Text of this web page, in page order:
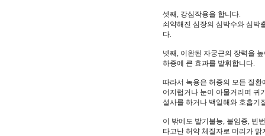
셋째, 강심작용을 합니다.
쇠약해진 심장의 심박수와 심박
다.
넷째, 이완된 자궁근의 장력을
하증에 큰 효과를 발휘합니다.
따라서 녹용은 허증의 모든 질
어지럽거나 눈이 아물거리며 귀
설사를 하거나 백일해와 호흡기
이 밖에도 발기불능, 불임증, 빈
타고난 허약 체질자로 머리가